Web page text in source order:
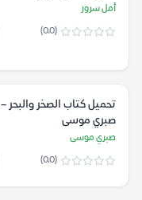
أمل سرور
(0.0)
تحميل كتاب الصخر والبحر –
صبري موسى
صبري موسى
(0.0)